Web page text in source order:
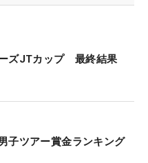
ズJTカップ 最終結果
ツアー賞金ランキング